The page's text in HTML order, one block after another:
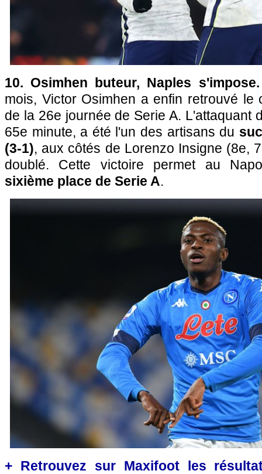
10. Osimhen buteur, Naples s'impose.
mois, Victor Osimhen a enfin retrouvé le
de la 26e journée de Serie A. L'attaquant
65e minute, a été l'un des artisans du
(3-1), aux côtés de Lorenzo Insigne (8e,
doublé. Cette victoire permet au
sixième place de Serie A.
+ Retrouvez sur Maxifoot les